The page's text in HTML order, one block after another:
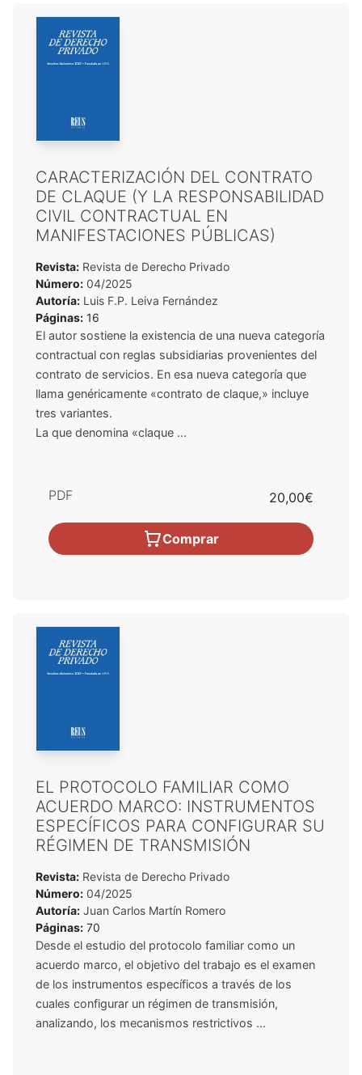
CARACTERIZACIÓN DEL CONTRATO
DE CLAQUE (Y LA RESPONSABILIDAD
CIVIL CONTRACTUAL EN
MANIFESTACIONES PÚBLICAS)
Revista: Revista de Derecho Privado
Número: 04/2025
Autoría: Luis F.P. Leiva Fernández
Páginas: 16
El autor sostiene la existencia de una nueva categoría
contractual con reglas subsidiarias provenientes del
contrato de servicios. En esa nueva categoría que
llama genéricamente «contrato de claque,» incluye
tres variantes.
La que denomina «claque ...
PDF 20,00€
Comprar
EL PROTOCOLO FAMILIAR COMO
ACUERDO MARCO: INSTRUMENTOS
ESPECÍFICOS PARA CONFIGURAR SU
RÉGIMEN DE TRANSMISIÓN
Revista: Revista de Derecho Privado
Número: 04/2025
Autoría: Juan Carlos Martín Romero
Páginas: 70
Desde el estudio del protocolo familiar como un
acuerdo marco, el objetivo del trabajo es el examen
de los instrumentos específicos a través de los
cuales configurar un régimen de transmisión,
analizando, los mecanismos restrictivos ...